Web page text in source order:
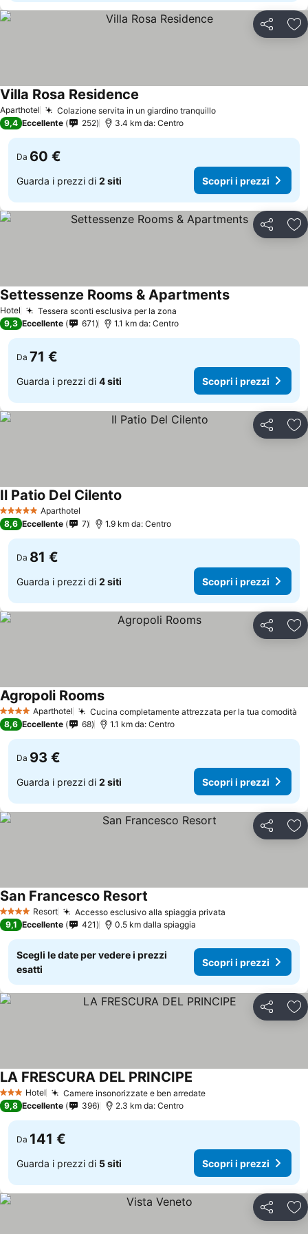
Condividi
Aparthotel Colazione servita in un giardino tranquillo
Villa Rosa Residence
9,4 Eccellente 252 3.4 km da: Centro
Da 60 €
Guarda i prezzi di 2 siti Scopri i prezzi
Condividi
Hotel Tessera sconti esclusiva per la zona
Settessenze Rooms & Apartments
9,3 Eccellente 671 1.1 km da: Centro
Da 71 €
Guarda i prezzi di 4 siti Scopri i prezzi
Condividi
5 Stelle Aparthotel
Il Patio Del Cilento
8,6 Eccellente 7 1.9 km da: Centro
Da 81 €
Guarda i prezzi di 2 siti Scopri i prezzi
Condividi
4 Stelle Aparthotel Cucina completamente attrezzata per la tua comodità
Agropoli Rooms
8,6 Eccellente 68 1.1 km da: Centro
Da 93 €
Guarda i prezzi di 2 siti Scopri i prezzi
Condividi
4 Stelle Resort Accesso esclusivo alla spiaggia privata
San Francesco Resort
9,1 Eccellente 421 0.5 km dalla spiaggia
Scegli le date per vedere i prezzi
esatti
Scopri i prezzi
Condividi
3 StelleHotel Camere insonorizzate e ben arredate
LA FRESCURA DEL PRINCIPE
9,8 Eccellente 396 2.3 km da: Centro
Da 141 €
Guarda i prezzi di 5 siti Scopri i prezzi
Condividi